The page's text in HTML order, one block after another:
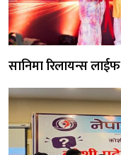
सानिमा रिलायन्स लाईफ